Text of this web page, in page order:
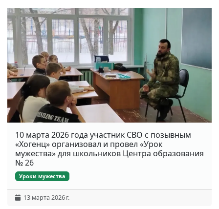
10 марта 2026 года участник СВО с позывным
«Хогенц» организовал и провел «Урок
мужества» для школьников Центра образования
№ 26
Уроки мужества
13 марта 2026 г.